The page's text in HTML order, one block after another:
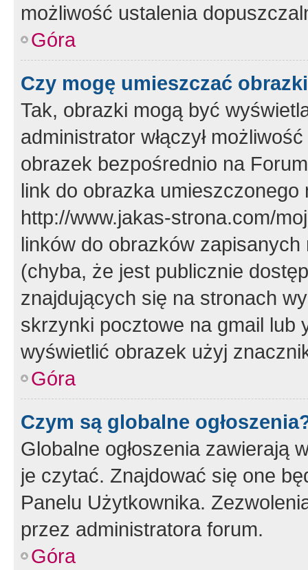
możliwość ustalenia
Góra
Czy mogę umieszczać
Tak, obrazki mogą być
administrator włączył
obrazek bezpośrednio na
link do obrazka
http://www.jakas-strona.com/
linków do obrazków
(chyba, że jest publicznie
znajdujących się na stronach
skrzynki pocztowe na gmail lub
wyświetlić obrazek użyj
Góra
Czym są globalne
Globalne ogłoszenia zawierają
je czytać. Znajdować się one
Panelu Użytkownika.
przez administratora forum.
Góra